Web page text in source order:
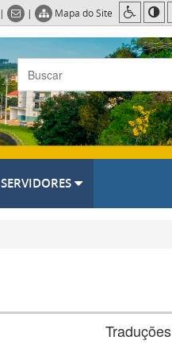
| | Mapa do Site
SERVIDORES
Traduções